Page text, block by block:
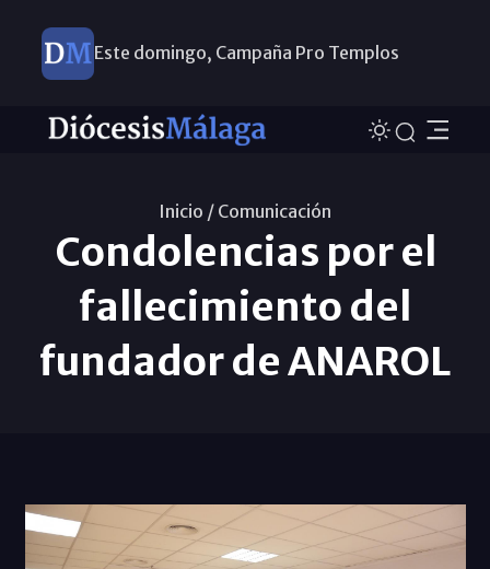
Este domingo, Campaña Pro Templos
Inicio / Comunicación
Condolencias por el
fallecimiento del
fundador de ANAROL